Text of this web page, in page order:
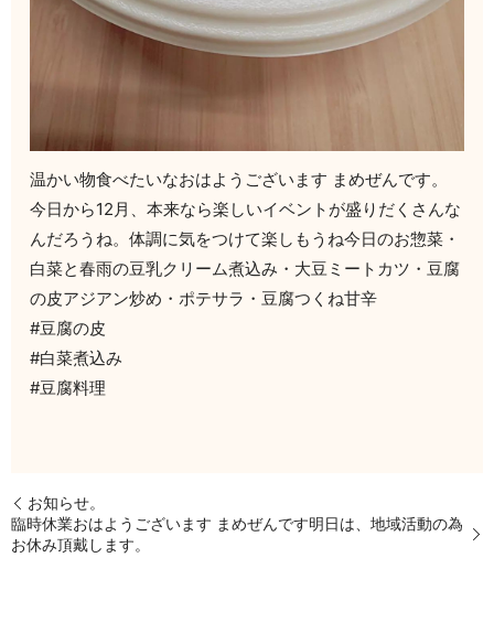
温かい物食べたいなおはようございます まめぜんです。
今日から12月、本来なら楽しいイベントが盛りだくさんな
んだろうね。体調に気をつけて楽しもうね今日のお惣菜・
白菜と春雨の豆乳クリーム煮込み・大豆ミートカツ・豆腐
の皮アジアン炒め・ポテサラ・豆腐つくね甘辛
#豆腐の皮
#白菜煮込み
#豆腐料理
お知らせ。
臨時休業おはようございます まめぜんです明日は、地域活動の為
お休み頂戴します。